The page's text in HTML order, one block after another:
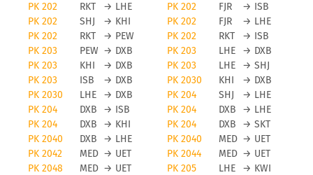
PK 202
RKT → LHE PK 202 FJR → ISB
PK 202
SHJ → KHI PK 202 FJR → LHE
PK 202
RKT → PEW PK 202 RKT → ISB
PK 203
PEW → DXB PK 203 LHE → DXB
PK 203
KHI → DXB PK 203 LHE → SHJ
PK 203
ISB → DXB PK 2030 KHI → DXB
PK 2030
LHE → DXB PK 204 SHJ → LHE
PK 204
DXB → ISB PK 204 DXB → LHE
PK 204
DXB → KHI PK 204 DXB → SKT
PK 2040
DXB → LHE PK 2040 MED → UET
PK 2042
MED → UET PK 2044 MED → UET
PK 2048
MED → UET PK 205 LHE → KWI